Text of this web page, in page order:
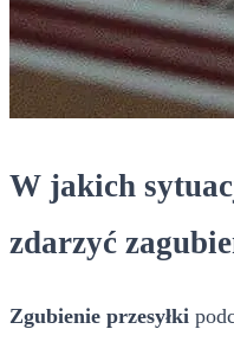
W jakich
zdarzyć
Zgubienie przesyłki